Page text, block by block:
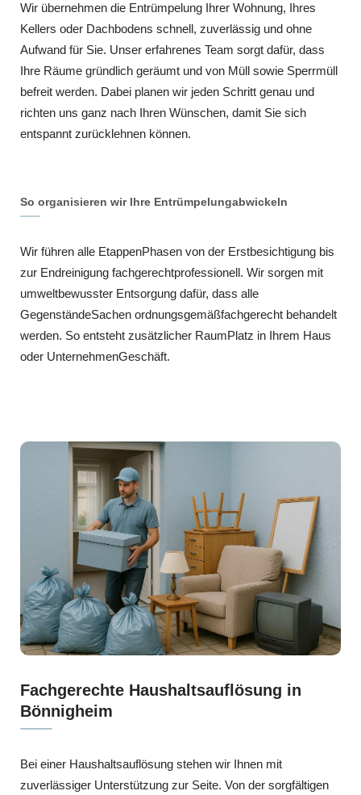
Wir übernehmen die Entrümpelung Ihrer Wohnung, Ihres
Kellers oder Dachbodens schnell, zuverlässig und ohne
Aufwand für Sie. Unser erfahrenes Team sorgt dafür, dass
Ihre Räume gründlich geräumt und von Müll sowie Sperrmüll
befreit werden. Dabei planen wir jeden Schritt genau und
richten uns ganz nach Ihren Wünschen, damit Sie sich
entspannt zurücklehnen können.
So organisieren wir Ihre Entrümpelungabwickeln
Wir führen alle EtappenPhasen von der Erstbesichtigung bis
zur Endreinigung fachgerechtprofessionell. Wir sorgen mit
umweltbewusster Entsorgung dafür, dass alle
GegenständeSachen ordnungsgemäßfachgerecht behandelt
werden. So entsteht zusätzlicher RaumPlatz in Ihrem Haus
oder UnternehmenGeschäft.
Fachgerechte Haushaltsauflösung in
Bönnigheim
Bei einer Haushaltsauflösung stehen wir Ihnen mit
zuverlässiger Unterstützung zur Seite. Von der sorgfältigen